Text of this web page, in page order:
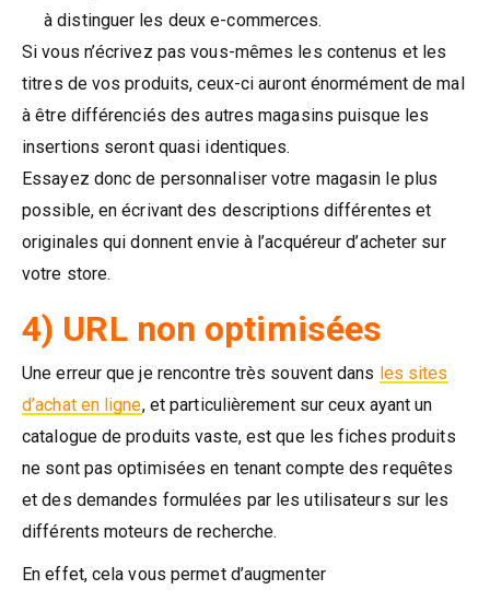
à distinguer les deux e-commerces.
Si vous n’écrivez pas vous-mêmes les contenus et les
titres de vos produits, ceux-ci auront énormément de mal
à être différenciés des autres magasins puisque les
insertions seront quasi identiques.
Essayez donc de personnaliser votre magasin le plus
possible, en écrivant des descriptions différentes et
originales qui donnent envie à l’acquéreur d’acheter sur
votre store.
4) URL non optimisées
Une erreur que je rencontre très souvent dans les sites
d’achat en ligne, et particulièrement sur ceux ayant un
catalogue de produits vaste, est que les fiches produits
ne sont pas optimisées en tenant compte des requêtes
et des demandes formulées par les utilisateurs sur les
différents moteurs de recherche.
En effet, cela vous permet d’augmenter